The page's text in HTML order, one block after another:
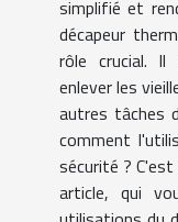
simplifié et
décapeur
rôle crucial.
enlever les
autres tâches
comment
sécurité ?
article, qui